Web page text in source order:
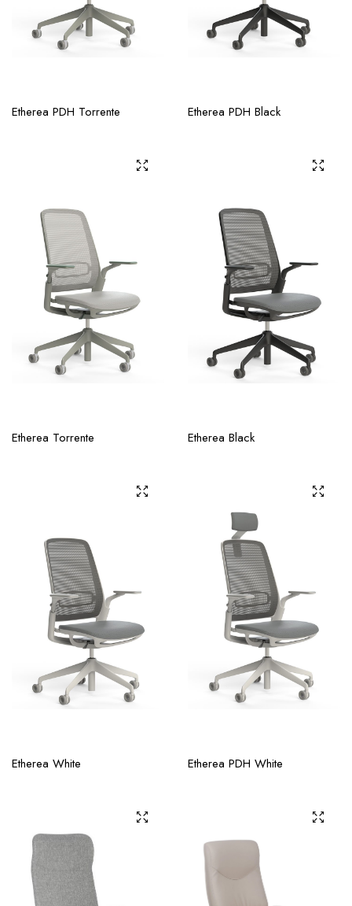
Etherea PDH Torrente Etherea PDH Black
Etherea Torrente Etherea Black
Etherea White Etherea PDH White